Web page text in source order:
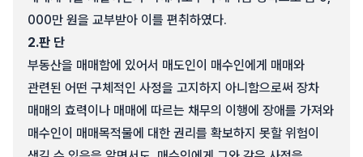
000만 원을 교부받아 이를 편취하였다.
2.판 단
부동산을 매매함에 있어서 매도인이 매수인에게 매매와
관련된 어떤 구체적인 사정을 고지하지 아니함으로써 장차
매매의 효력이나 매매에 따르는 채무의 이행에 장애를 가져와
매수인이 매매목적물에 대한 권리를 확보하지 못할 위험이